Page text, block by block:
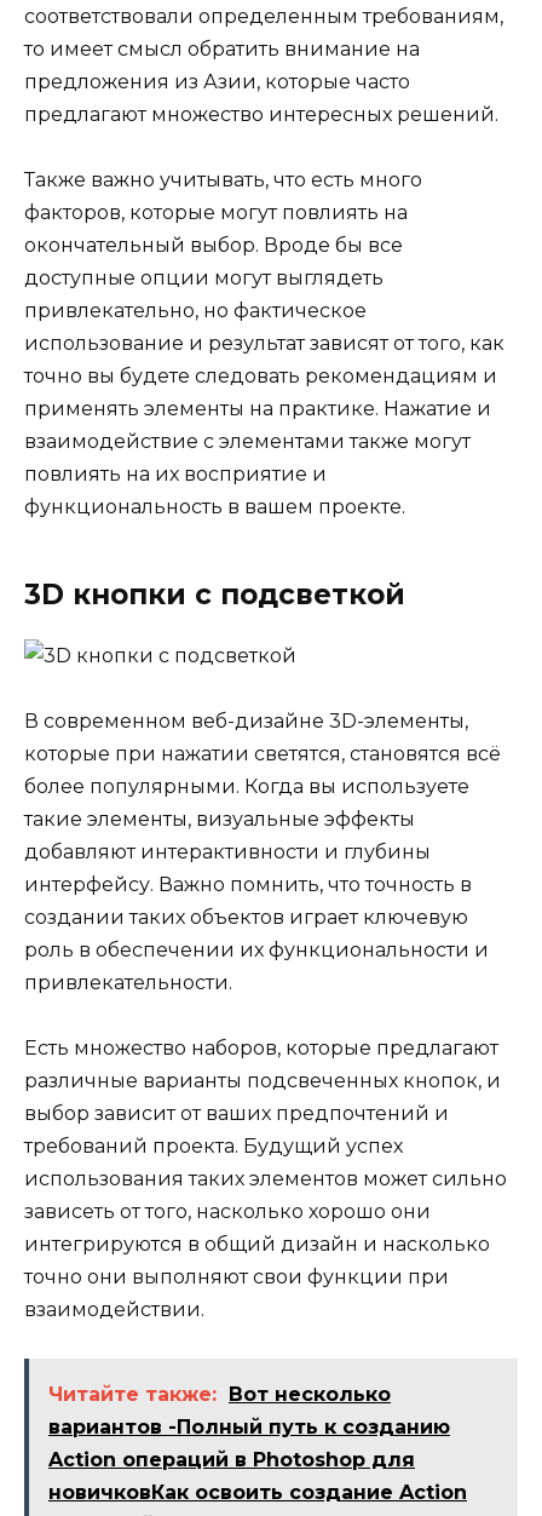
соответствовали определенным требованиям,
то имеет смысл обратить внимание на
предложения из Азии, которые часто
предлагают множество интересных решений.
Также важно учитывать, что есть много
факторов, которые могут повлиять на
окончательный выбор. Вроде бы все
доступные опции могут выглядеть
привлекательно, но фактическое
использование и результат зависят от того, как
точно вы будете следовать рекомендациям и
применять элементы на практике. Нажатие и
взаимодействие с элементами также могут
повлиять на их восприятие и
функциональность в вашем проекте.
3D кнопки с подсветкой
В современном веб-дизайне 3D-элементы,
которые при нажатии светятся, становятся всё
более популярными. Когда вы используете
такие элементы, визуальные эффекты
добавляют интерактивности и глубины
интерфейсу. Важно помнить, что точность в
создании таких объектов играет ключевую
роль в обеспечении их функциональности и
привлекательности.
Есть множество наборов, которые предлагают
различные варианты подсвеченных кнопок, и
выбор зависит от ваших предпочтений и
требований проекта. Будущий успех
использования таких элементов может сильно
зависеть от того, насколько хорошо они
интегрируются в общий дизайн и насколько
точно они выполняют свои функции при
взаимодействии.
Читайте также:
Вот несколько
вариантов -Полный путь к созданию
Action операций в Photoshop для
новичковКак освоить создание Action